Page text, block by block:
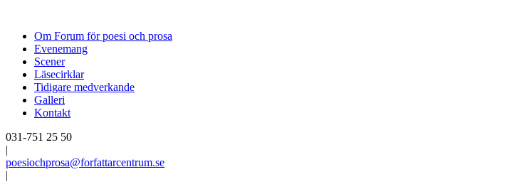
Om Forum för poesi och prosa
Evenemang
Scener
Läsecirklar
Tidigare medverkande
Galleri
Kontakt
031-751 25 50
|
poesiochprosa@forfattarcentrum.se
|